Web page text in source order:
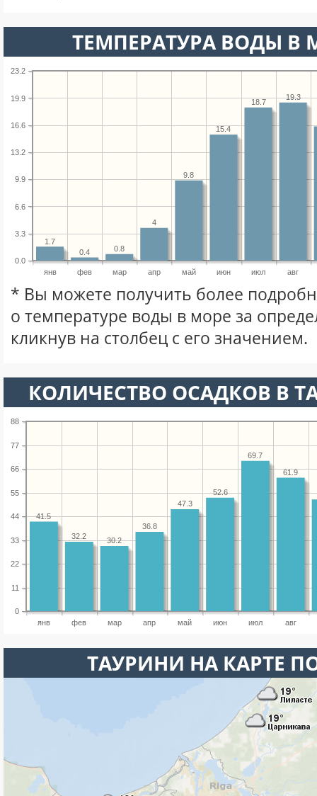
ТЕМПЕРАТУРА ВОДЫ В
янв фев мар апр май июн июл авг
0.0
3.3
6.6
9.9
13.2
16.6
19.9
23.2
19.3
18.7
15.4
9.8
4
0.8
0.4
1.7
* Вы можете получить более
о температуре воды в море за
кликнув на столбец с его значением.
КОЛИЧЕСТВО ОСАДКОВ В
янв фев мар апр май июн июл авг
0
11
22
33
44
55
66
77
88
61.9
69.7
52.6
47.3
36.8
30.2
32.2
41.5
ТАУРИНИ НА КАРТЕ